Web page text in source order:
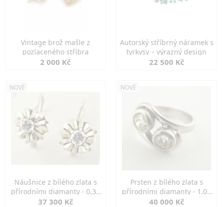
Vintage brož mašle z
pozlaceného stříbra
2 000 Kč
Autorský stříbrný náramek s
tyrkysy – výrazný design
22 500 Kč
NOVÉ
Náušnice z bílého zlata s
přírodními diamanty - 0,30
ct
37 300 Kč
NOVÉ
Prsten z bílého zlata s
přírodními diamanty - 1,00
ct
40 000 Kč